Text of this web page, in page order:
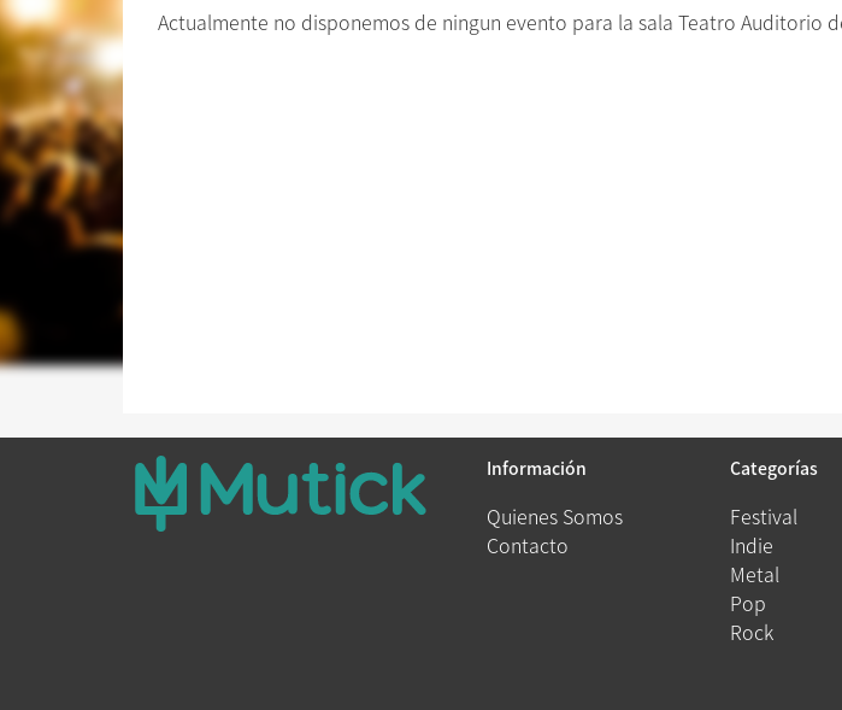
Actualmente no disponemos de ningun evento para la sala Teatro Auditorio
Información
Quienes Somos
Contacto
Categorías
Festival
Indie
Metal
Pop
Rock